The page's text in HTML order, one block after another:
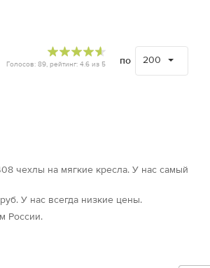
Голосов: 89, рейтинг: 4.6 из 5 по 200
чехлы на мягкие кресла. У нас самый
У нас всегда низкие цены.
России.